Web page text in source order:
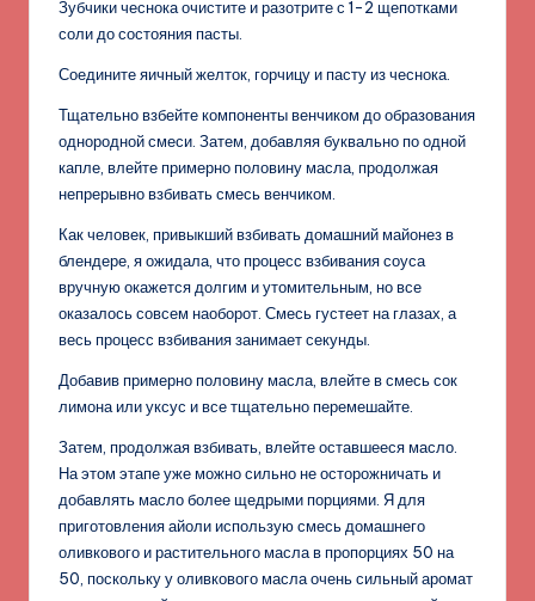
Зубчики чеснока очистите и разотрите с 1-2 щепотками
соли до состояния пасты.
Соедините яичный желток, горчицу и пасту из чеснока.
Тщательно взбейте компоненты венчиком до образования
однородной смеси. Затем, добавляя буквально по одной
капле, влейте примерно половину масла, продолжая
непрерывно взбивать смесь венчиком.
Как человек, привыкший взбивать домашний майонез в
блендере, я ожидала, что процесс взбивания соуса
вручную окажется долгим и утомительным, но все
оказалось совсем наоборот. Смесь густеет на глазах, а
весь процесс взбивания занимает секунды.
Добавив примерно половину масла, влейте в смесь сок
лимона или уксус и все тщательно перемешайте.
Затем, продолжая взбивать, влейте оставшееся масло.
На этом этапе уже можно сильно не осторожничать и
добавлять масло более щедрыми порциями. Я для
приготовления айоли использую смесь домашнего
оливкового и растительного масла в пропорциях 50 на
50, поскольку у оливкового масла очень сильный аромат